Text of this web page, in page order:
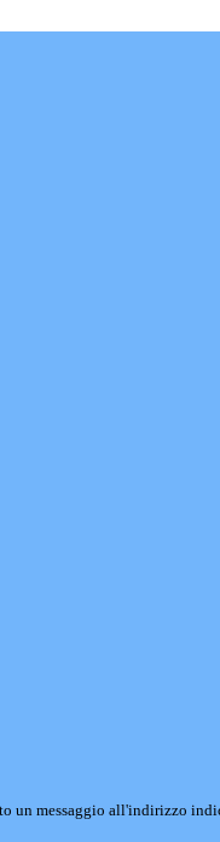
un messaggio all'indirizzo